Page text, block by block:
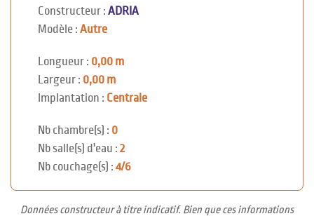
Constructeur : ADRIA
Modèle : Autre
Longueur : 0,00 m
Largeur : 0,00 m
Implantation : Centrale
Nb chambre(s) : 0
Nb salle(s) d'eau : 2
Nb couchage(s) : 4/6
Données constructeur à titre indicatif. Bien que ces informations